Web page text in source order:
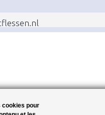
cookies pour